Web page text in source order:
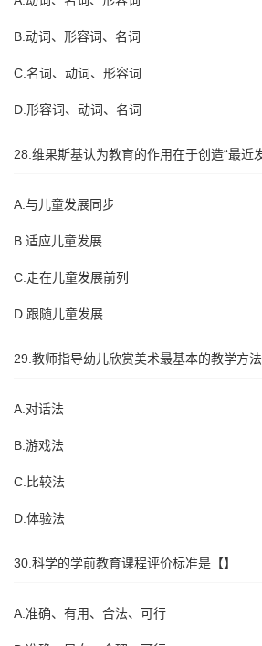
B.动词、形容词、名词
C.名词、动词、形容词
D.形容词、动词、名词
28.维果斯基认为教育的作用在于创造“最近
A.与儿童发展同步
B.适应儿童发展
C.走在儿童发展前列
D.跟随儿童发展
29.教师指导幼儿欣赏美术最基本的教学方法
A.对话法
B.游戏法
C.比较法
D.体验法
30.科学的学前教育课程评价标准是【】
A.准确、有用、合法、可行